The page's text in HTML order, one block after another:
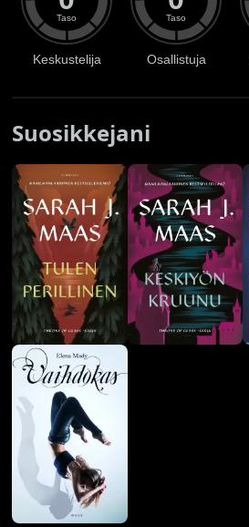
Taso
Keskustelija
Taso
Osallistuja
Suosikkejani